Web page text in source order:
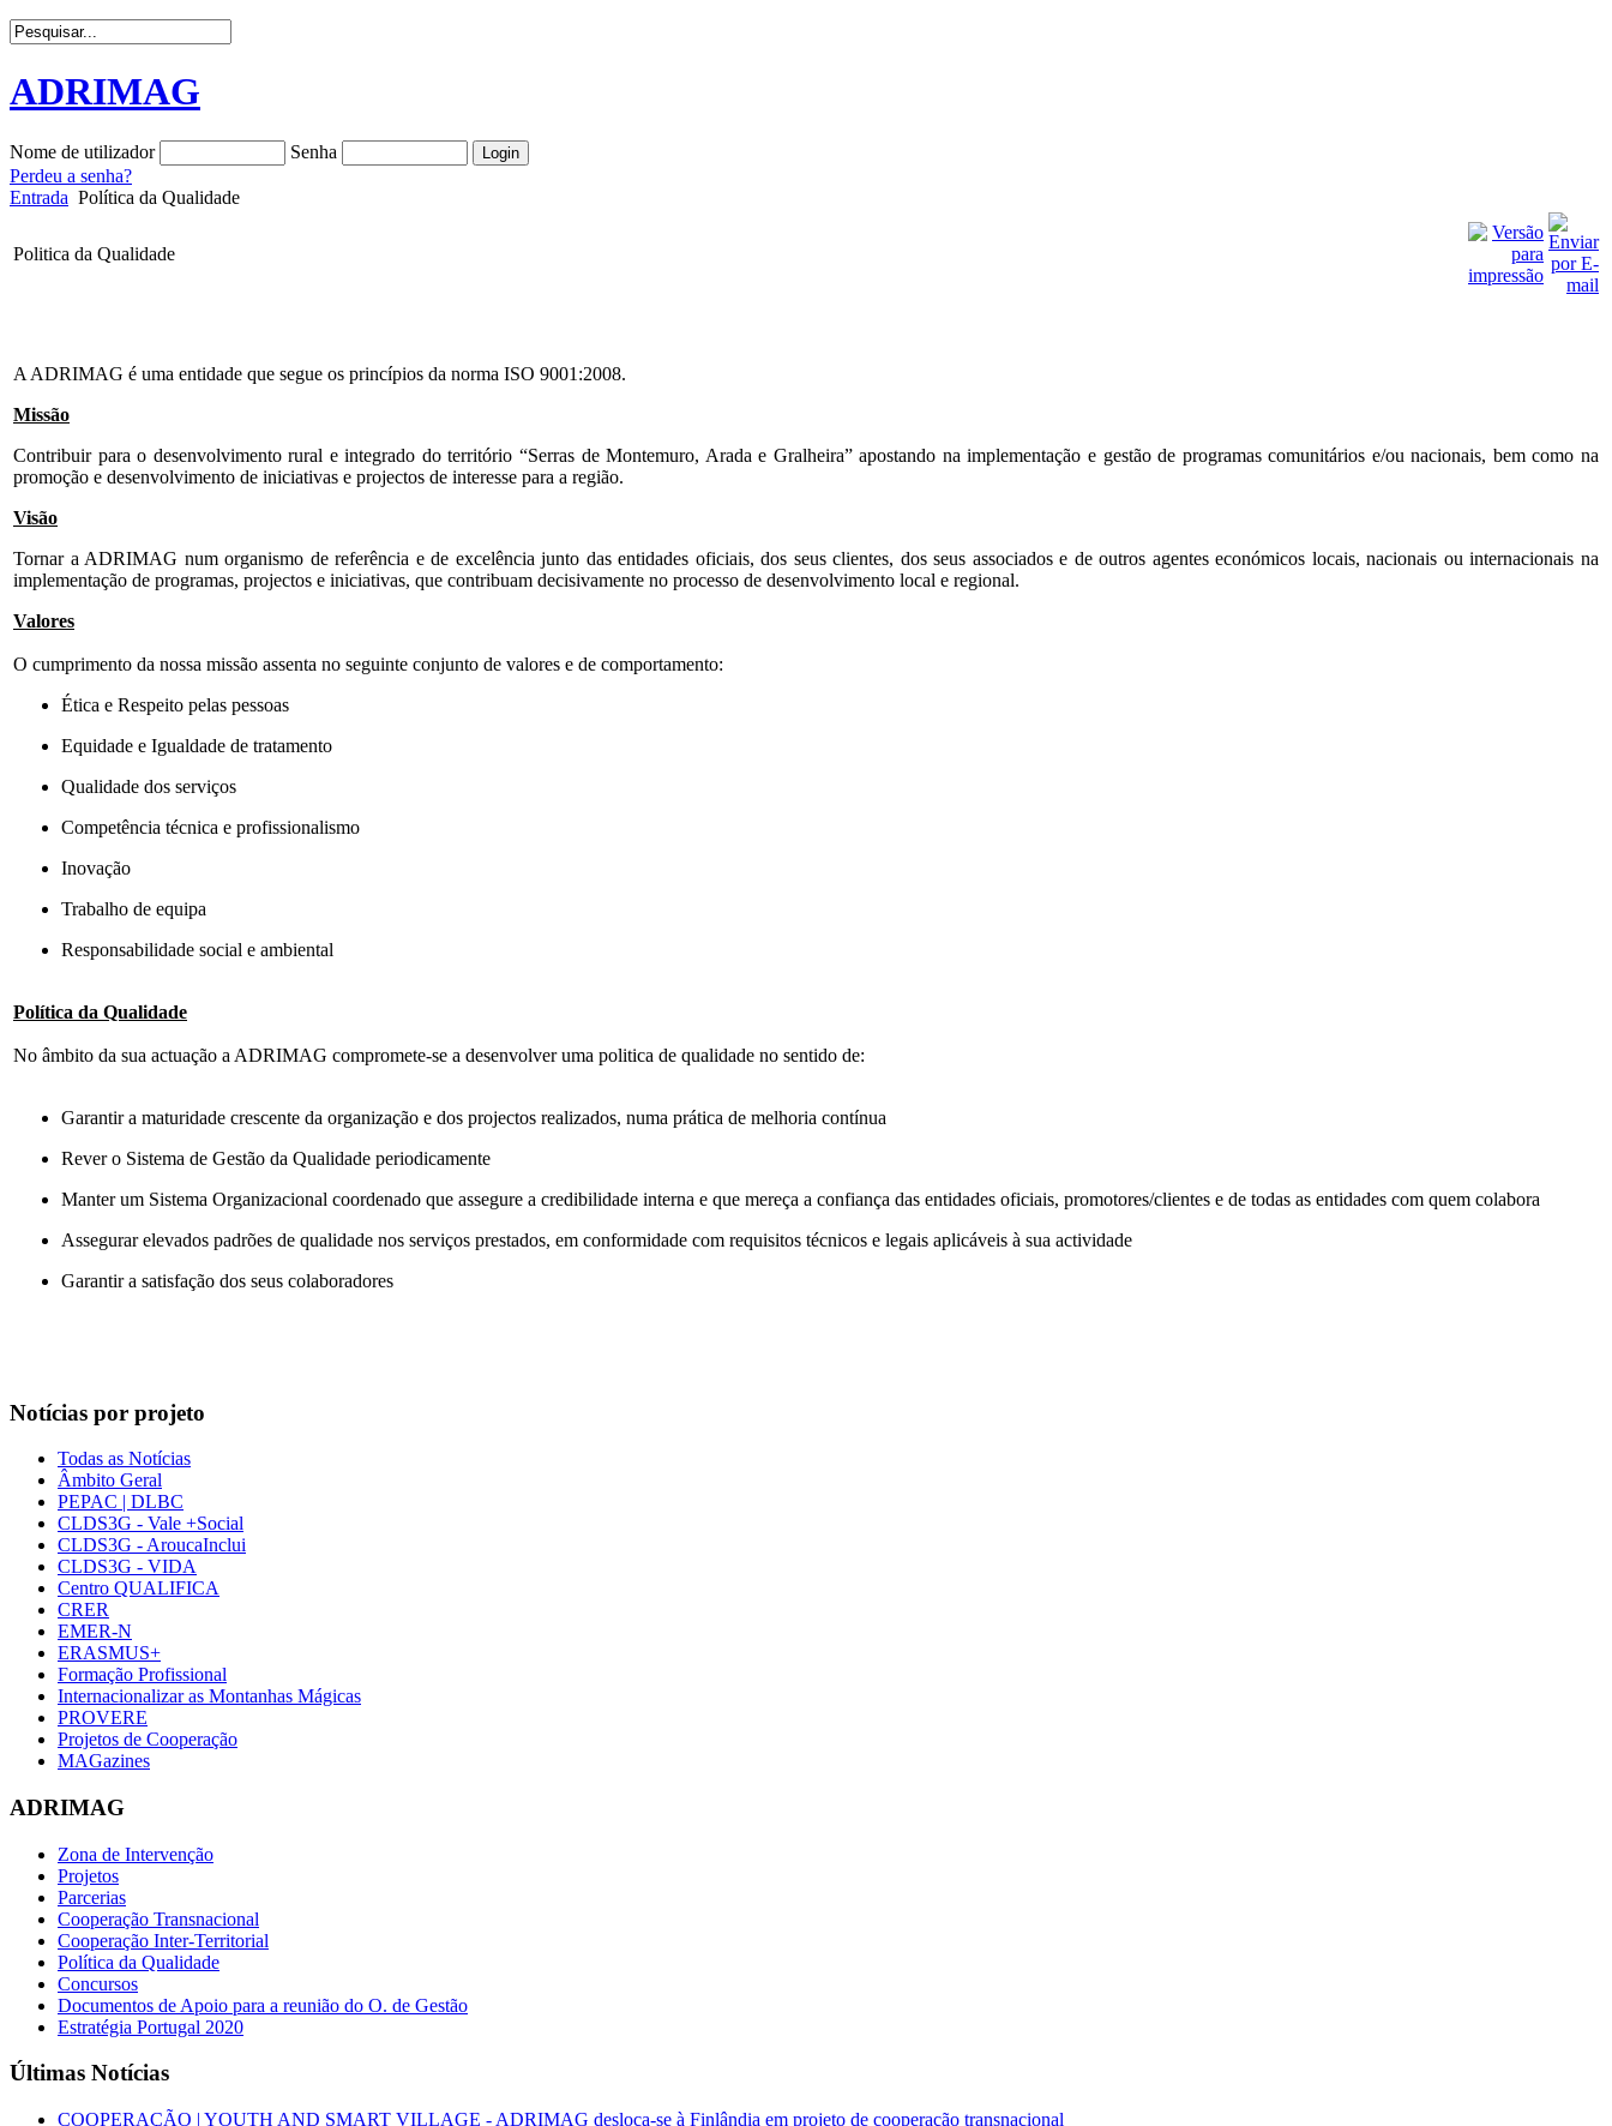
ADRIMAG
Nome de utilizador
Senha
Perdeu a senha?
Entrada Política da Qualidade
Politica da Qualidade
A ADRIMAG é uma entidade que segue os princípios da norma ISO 9001:2008.
Missão
Contribuir para o desenvolvimento rural e integrado do território “Serras de Montemuro, Arada e Gralheira” apostando na implementação e gestão de programas comunitários e/ou nacionais, bem como na
promoção e desenvolvimento de iniciativas e projectos de interesse para a região.
Visão
Tornar a ADRIMAG num organismo de referência e de excelência junto das entidades oficiais, dos seus clientes, dos seus associados e de outros agentes económicos locais, nacionais ou internacionais na
implementação de programas, projectos e iniciativas, que contribuam decisivamente no processo de desenvolvimento local e regional.
Valores
O cumprimento da nossa missão assenta no seguinte conjunto de valores e de comportamento:
Ética e Respeito pelas pessoas
Equidade e Igualdade de tratamento
Qualidade dos serviços
Competência técnica e profissionalismo
Inovação
Trabalho de equipa
Responsabilidade social e ambiental
Política da Qualidade
No âmbito da sua actuação a ADRIMAG compromete-se a desenvolver uma politica de qualidade no sentido de:
Garantir a maturidade crescente da organização e dos projectos realizados, numa prática de melhoria contínua
Rever o Sistema de Gestão da Qualidade periodicamente
Manter um Sistema Organizacional coordenado que assegure a credibilidade interna e que mereça a confiança das entidades oficiais, promotores/clientes e de todas as entidades com quem colabora
Assegurar elevados padrões de qualidade nos serviços prestados, em conformidade com requisitos técnicos e legais aplicáveis à sua actividade
Garantir a satisfação dos seus colaboradores
Notícias por projeto
Todas as Notícias
Âmbito Geral
PEPAC | DLBC
CLDS3G - Vale +Social
CLDS3G - AroucaInclui
CLDS3G - VIDA
Centro QUALIFICA
CRER
EMER-N
ERASMUS+
Formação Profissional
Internacionalizar as Montanhas Mágicas
PROVERE
Projetos de Cooperação
MAGazines
ADRIMAG
Zona de Intervenção
Projetos
Parcerias
Cooperação Transnacional
Cooperação Inter-Territorial
Política da Qualidade
Concursos
Documentos de Apoio para a reunião do O. de Gestão
Estratégia Portugal 2020
Últimas Notícias
COOPERAÇÃO | YOUTH AND SMART VILLAGE - ADRIMAG desloca-se à Finlândia em projeto de cooperação transnacional